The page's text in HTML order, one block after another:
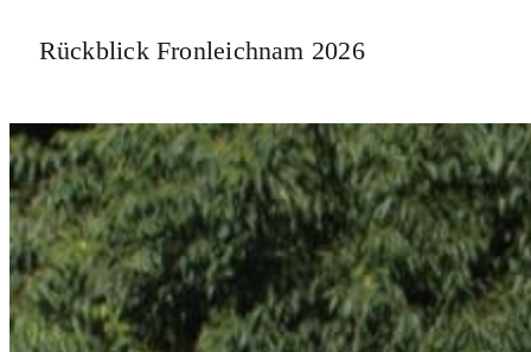
Rückblick Fronleichnam 2026